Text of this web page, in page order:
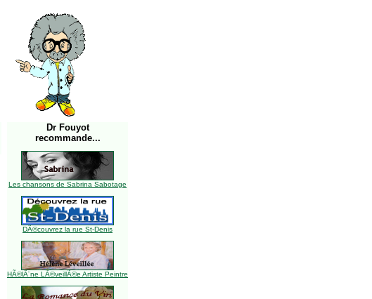
Dr Fouyot
recommande...
Les chansons de Sabrina Sabotage
DÃ©couvrez la rue St-Denis
HÃ©lÃ¨ne LÃ©veillÃ©e Artiste Peintre